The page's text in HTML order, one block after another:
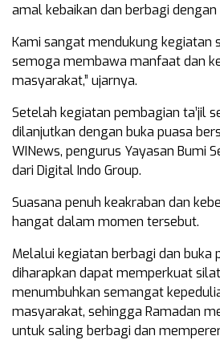
amal kebaikan dan berbagi dengan
Kami sangat mendukung kegiatan
semoga membawa manfaat dan
masyarakat,” ujarnya.
Setelah kegiatan pembagian ta’jil
dilanjutkan dengan buka puasa
WINews, pengurus Yayasan Bumi
dari Digital Indo Group.
Suasana penuh keakraban dan
hangat dalam momen tersebut.
Melalui kegiatan berbagi dan buka
diharapkan dapat memperkuat
menumbuhkan semangat
masyarakat, sehingga Ramadan
untuk saling berbagi dan